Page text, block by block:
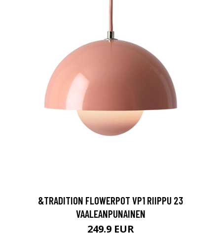
&TRADITION FLOWERPOT VP1 RIIPPU 23
VAALEANPUNAINEN
249.9 EUR